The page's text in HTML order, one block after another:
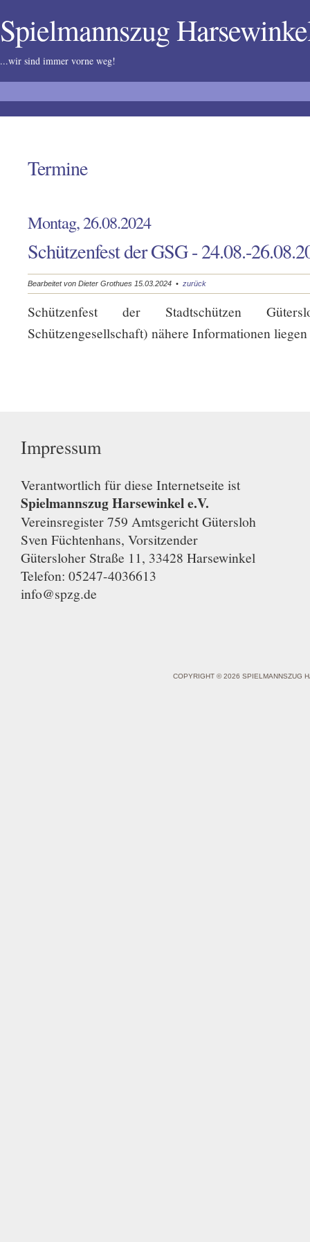
Spielmannszug
...wir sind immer vorne weg!
Termine
Montag, 26.08.2024
Schützenfest der GSG - 24.08.-
Bearbeitet von Dieter Grothues 15.03.2024 • zurück
Schützenfest der Stadtschützen
Schützengesellschaft) nähere Informationen
Impressum
Verantwortlich für diese Internetseite ist
Spielmannszug Harsewinkel e.V.
Vereinsregister 759 Amtsgericht Gütersloh
Sven Füchtenhans, Vorsitzender
Gütersloher Straße 11, 33428 Harsewinkel
Telefon: 05247-4036613
info@spzg.de
COPYRIGHT © 2026 SPIELMANNSZUG